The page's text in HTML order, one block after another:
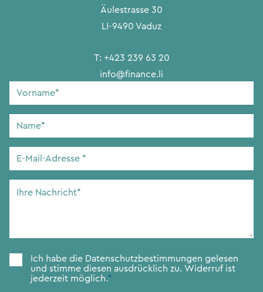
Äulestrasse 30
LI-9490 Vaduz
T: +423 239 63 20
info@finance.li
Vorname
Name
E-
Adresse*
Ihre
Zustimmung*
Ich habe die Datenschutzbestimmungen gelesen
und stimme diesen ausdrücklich zu. Widerruf ist
jederzeit möglich.*